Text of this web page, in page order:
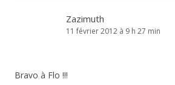
Zazimuth
11 février 2012 à 9 h 27 min
Bravo à Flo !!!